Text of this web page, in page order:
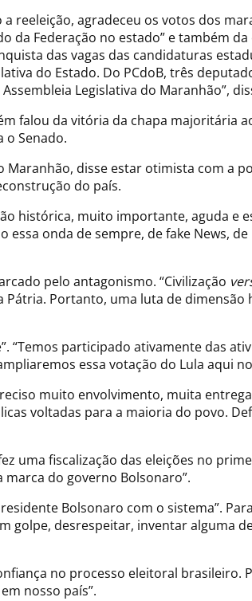
reeleição, agradeceu os votos dos
da Federação no estado” e também
das vagas das candidaturas
do Estado. Do PCdoB, três
Legislativa do Maranhão”,
falou da vitória da chapa majoritária
o Senado.
disse estar otimista com a
do país.
histórica, muito importante, aguda e
onda de sempre, de fake News,
pelo antagonismo. “Civilização
Portanto, uma luta de
“Temos participado ativamente das
essa votação do Lula aqui
muito envolvimento, muita
voltadas para a maioria do povo.
uma fiscalização das eleições no
do governo Bolsonaro”.
Bolsonaro com o sistema”.
golpe, desrespeitar, inventar alguma
no processo eleitoral brasileiro.
nosso país”.